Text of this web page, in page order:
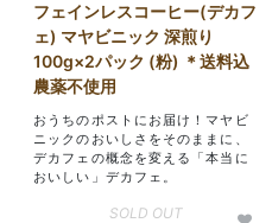
フェインレスコーヒー(デカフ
ェ) マヤビニック 深煎り
100g×2パック (粉) ＊送料込
農薬不使用
おうちのポストにお届け！マヤビ
ニックのおいしさをそのままに、
デカフェの概念を変える「本当に
おいしい」デカフェ。
SOLD OUT